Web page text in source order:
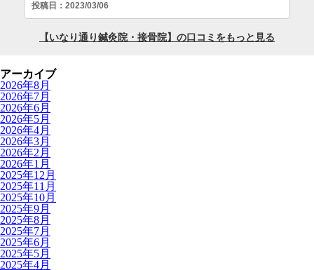
アーカイブ
2026年8月
2026年7月
2026年6月
2026年5月
2026年4月
2026年3月
2026年2月
2026年1月
2025年12月
2025年11月
2025年10月
2025年9月
2025年8月
2025年7月
2025年6月
2025年5月
2025年4月